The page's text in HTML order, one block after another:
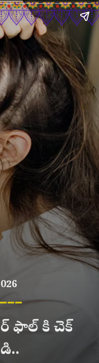
ఫాల్ కి చెక్